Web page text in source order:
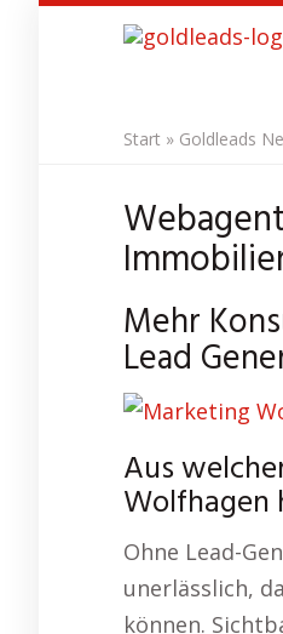
Start » Goldleads
Mehr
Lead
Aus
Wolfhagen
Ohne Lead-
unerlässlich,
können.